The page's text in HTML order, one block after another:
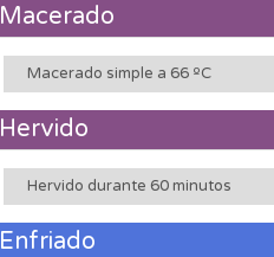
Macerado
Macerado simple a 66 ºC
Hervido
Hervido durante 60 minutos
Enfriado